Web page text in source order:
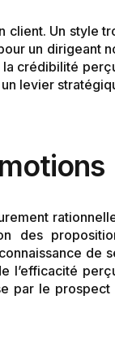
client. Un style
un dirigeant
la crédibilité
levier
des
de
l’efficacité
par le prospect